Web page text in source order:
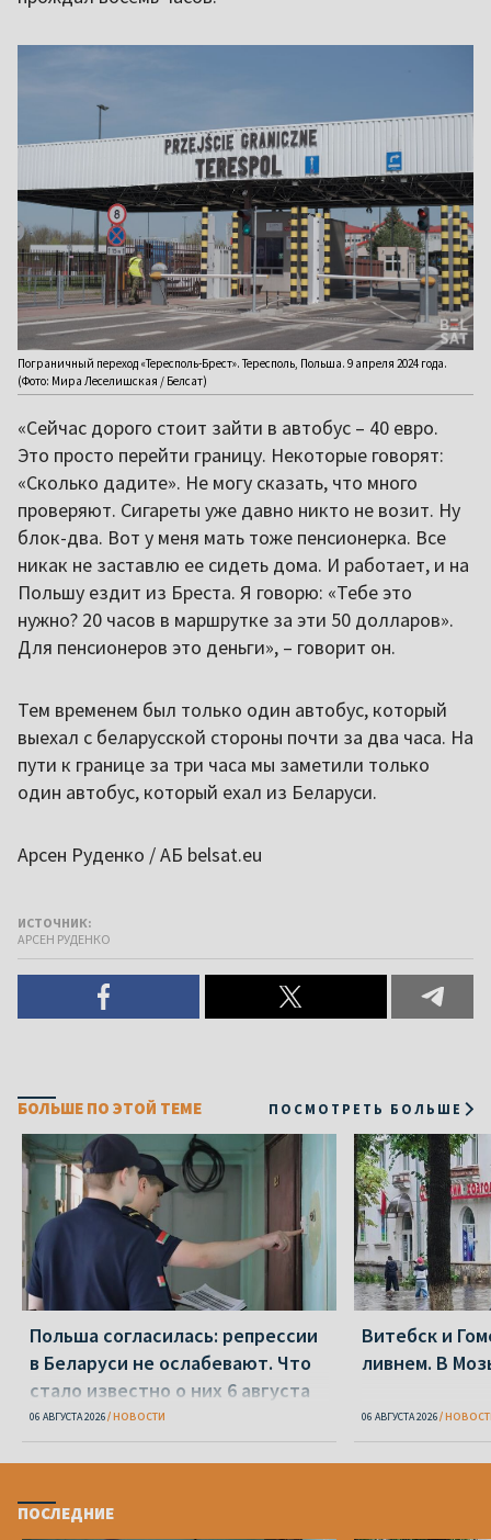
Пограничный переход «Тересполь-Брест». Тересполь, Польша. 9 апреля 2024 года.
(Фото: Мира Леселишская / Белсат)
«Сейчас дорого стоит зайти в автобус – 40 евро.
Это просто перейти границу. Некоторые говорят:
«Сколько дадите». Не могу сказать, что много
проверяют. Сигареты уже давно никто не возит. Ну
блок-два. Вот у меня мать тоже пенсионерка. Все
никак не заставлю ее сидеть дома. И работает, и на
Польшу ездит из Бреста. Я говорю: «Тебе это
нужно? 20 часов в маршрутке за эти 50 долларов».
Для пенсионеров это деньги», – говорит он.
Тем временем был только один автобус, который
выехал с беларусской стороны почти за два часа. На
пути к границе за три часа мы заметили только
один автобус, который ехал из Беларуси.
Арсен Руденко / АБ belsat.eu
ИСТОЧНИК:
АРСЕН РУДЕНКО
БОЛЬШЕ ПО ЭТОЙ ТЕМЕ ПОСМОТРЕТЬ БОЛЬШЕ
Польша согласилась: репрессии
в Беларуси не ослабевают. Что
стало известно о них 6 августа
06 АВГУСТА 2026 НОВОСТИ
Витебск и
ливнем. В
06 АВГУСТА 2026
ПОСЛЕДНИЕ